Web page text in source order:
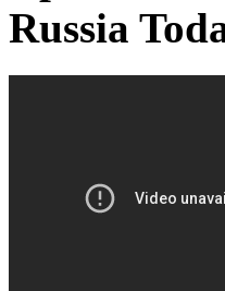
Russia